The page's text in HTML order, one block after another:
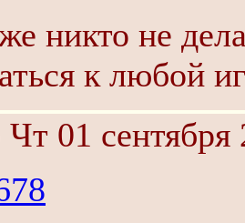
никто не
к любой
Чт 01